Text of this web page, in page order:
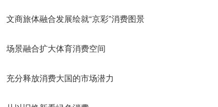
文商旅体融合发展绘就“京彩”消费图景
场景融合扩大体育消费空间
充分释放消费大国的市场潜力